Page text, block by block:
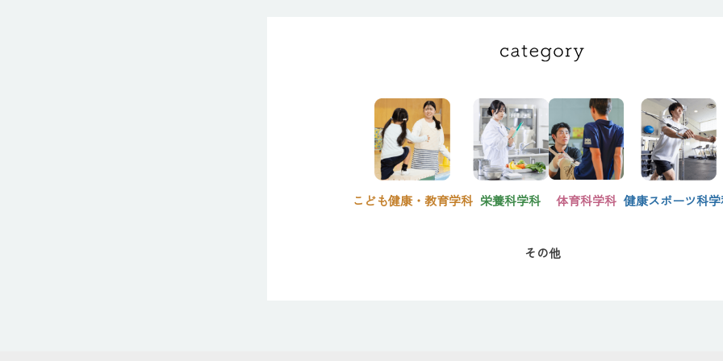
こども健康・教育学科 体育科学科 健康スポーツ科
栄養科学科
その他